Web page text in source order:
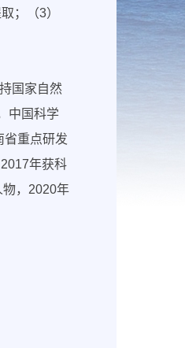
；（3）
国家自然
中国科学
省重点研发
年获科
，2020年